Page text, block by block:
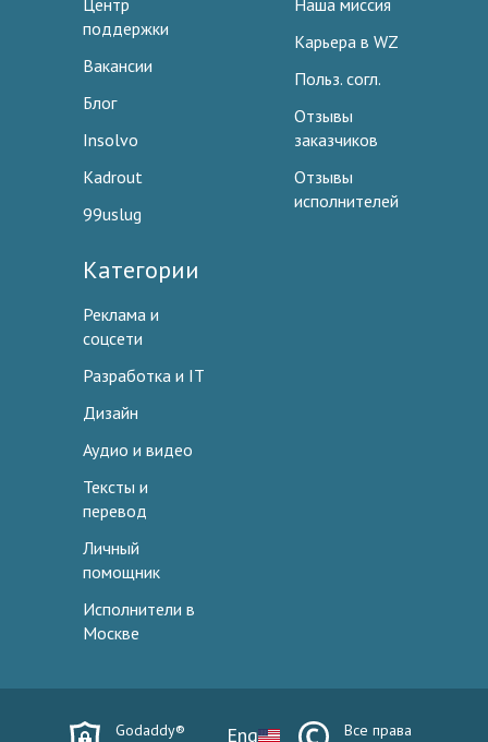
Центр
поддержки
Вакансии
Блог
Insolvo
Kadrout
99uslug
Наша миссия
Карьера в WZ
Польз. согл.
Отзывы
заказчиков
Отзывы
исполнителей
Категории
Реклама и
соцсети
Разработка и IT
Дизайн
Аудио и видео
Тексты и
перевод
Личный
помощник
Исполнители в
Москве
Godaddy® Eng
Все права